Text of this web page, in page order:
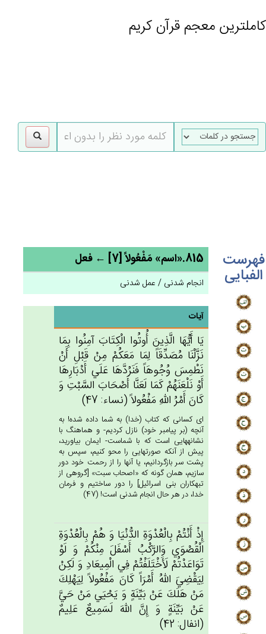
کاملترین معجم قرآن کریم
فهرست
الفبایی
815.«اسم» مَفْعُولاً [7] ← فعل
انجام شدنی / عمل شدنی
آیات
يَا أَيُّهَا الَّذِين‌َ أُوتُوا الْكِتَاب‌َ آمِنُوا بِمَا
نَزَّلْنَا مُصَدِّقَاً لِمَا مَعَكُمْ‌ مِنْ‌ قَبْل‌ِ أَنْ‌
نَطْمِس‌َ وُجُوهَاً فَنَرُدَّهَا عَلَي‌ أَدْبَارِهَا
أَوْ نَلْعَنَهُم‌ْ كَمَا لَعَنَّا أَصْحَاب‌َ السَّبْت‌ِ وَ
كَان‌َ أَمْرُ الله‌ِ مَفْعُولاً (نساء: 47)
اى كسانى كه كتاب (خدا) به شما داده شده! به
آنچه (بر پيامبر خود) نازل كرديم- و هماهنگ با
نشانه‏هايى است كه با شماست- ايمان بياوريد،
پيش از آنكه صورتهايى را محو كنيم، سپس به
پشت سر بازگردانيم، يا آنها را از رحمت خود دور
سازيم، همان گونه كه «اصحاب سبت» [گروهى از
تبهكاران بنى اسرائيل‏] را دور ساختيم و فرمان
خدا، در هر حال انجام شدنى است! (47)
إِذْ أَنْتُمْ‌ بِالْعُدْوَة‌ِ الدُّنْيَا وَ هُمْ‌ بِالْعُدْوَة‌ِ
الْقُصْوَي‌ وَالرَّكْب‌ُ أَسْفَل‌َ مِنْكُم‌ْ وَ لَوْ
تَوَاعَدْتُم‌ْ لَأَخْتَلَفْتُم‌ْ فِي‌ الْمِيعَادِ وَ لَكِنْ‌
لِيَقْضِي‌َ الله‌ُ أَمْرَاً كَان‌َ مَفْعُولاً لِيَهْلِك‌َ
مَن‌ْ هَلَك‌َ عَنْ‌ بَيِّنَة‌ٍ وَ يَحْيَي‌ مَن‌ْ حَي‌َّ
عَن‌ْ بَيِّنَة‌ٍ وَ إِن‌َّ الله‌َ لَسَمِيع‌ٌ عَلِيم‌ٌ
(انفال: 42)